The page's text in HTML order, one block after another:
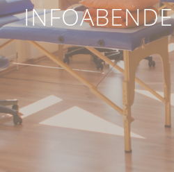
INFOABENDE